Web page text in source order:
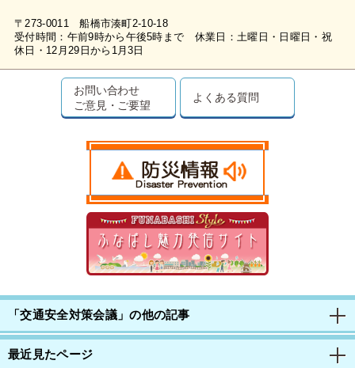
〒273-0011 船橋市湊町2-10-18
受付時間：午前9時から午後5時まで 休業日：土曜日・日曜日・祝
休日・12月29日から1月3日
お問い合わせ
ご意見・ご要望
よくある質問
「交通安全対策会議」の他の記事
最近見たページ